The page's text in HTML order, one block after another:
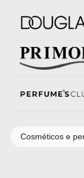
Cosméticos e